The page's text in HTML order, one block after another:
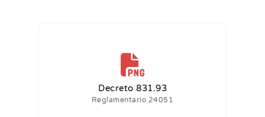
Decreto 831.93
Reglamentario 24051